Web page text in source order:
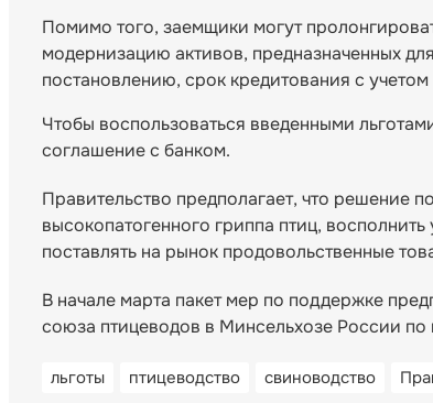
Помимо того, заемщики могут
модернизацию активов, предназначенных
постановлению, срок кредитования с
Чтобы воспользоваться введенными
соглашение с банком.
Правительство предполагает, что решение
высокопатогенного гриппа птиц,
поставлять на рынок продовольственные
В начале марта пакет мер по поддержке
союза птицеводов в Минсельхозе России
льготы птицеводство свиноводство